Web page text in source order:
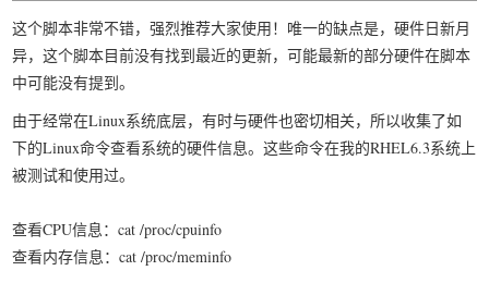
这个脚本非常不错，强烈推荐大家使用！唯一的缺点是，硬件日新月
异，这个脚本目前没有找到最近的更新，可能最新的部分硬件在脚本
中可能没有提到。
由于经常在Linux系统底层，有时与硬件也密切相关，所以收集了如
下的Linux命令查看系统的硬件信息。这些命令在我的RHEL6.3系统上
被测试和使用过。
查看CPU信息：cat /proc/cpuinfo
查看内存信息：cat /proc/meminfo